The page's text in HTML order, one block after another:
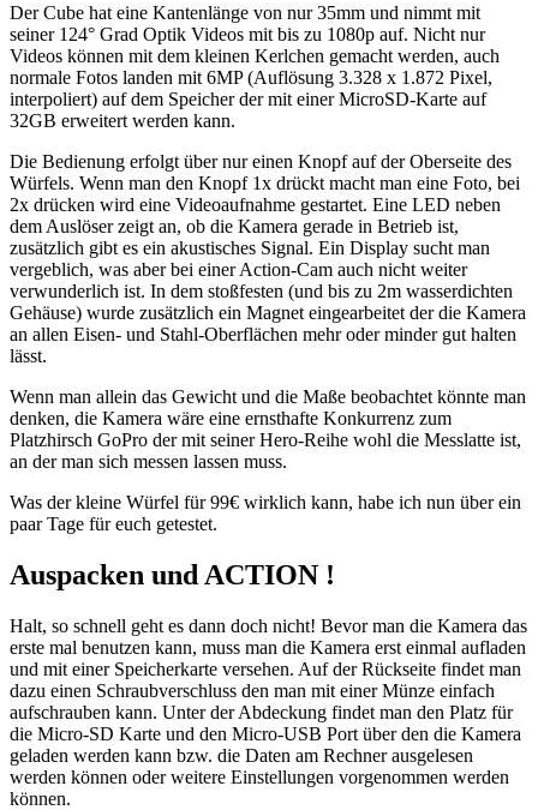
Der Cube hat eine Kantenlänge von nur 35mm und nimmt mit
seiner 124° Grad Optik Videos mit bis zu 1080p auf. Nicht nur
Videos können mit dem kleinen Kerlchen gemacht werden, auch
normale Fotos landen mit 6MP (Auflösung 3.328 x 1.872 Pixel,
interpoliert) auf dem Speicher der mit einer MicroSD-Karte auf
32GB erweitert werden kann.
Die Bedienung erfolgt über nur einen Knopf auf der Oberseite des
Würfels. Wenn man den Knopf 1x drückt macht man eine Foto, bei
2x drücken wird eine Videoaufnahme gestartet. Eine LED neben
dem Auslöser zeigt an, ob die Kamera gerade in Betrieb ist,
zusätzlich gibt es ein akustisches Signal. Ein Display sucht man
vergeblich, was aber bei einer Action-Cam auch nicht weiter
verwunderlich ist. In dem stoßfesten (und bis zu 2m wasserdichten
Gehäuse) wurde zusätzlich ein Magnet eingearbeitet der die Kamera
an allen Eisen- und Stahl-Oberflächen mehr oder minder gut halten
lässt.
Wenn man allein das Gewicht und die Maße beobachtet könnte man
denken, die Kamera wäre eine ernsthafte Konkurrenz zum
Platzhirsch GoPro der mit seiner Hero-Reihe wohl die Messlatte ist,
an der man sich messen lassen muss.
Was der kleine Würfel für 99€ wirklich kann, habe ich nun über ein
paar Tage für euch getestet.
Auspacken und ACTION !
Halt, so schnell geht es dann doch nicht! Bevor man die Kamera das
erste mal benutzen kann, muss man die Kamera erst einmal aufladen
und mit einer Speicherkarte versehen. Auf der Rückseite findet man
dazu einen Schraubverschluss den man mit einer Münze einfach
aufschrauben kann. Unter der Abdeckung findet man den Platz für
die Micro-SD Karte und den Micro-USB Port über den die Kamera
geladen werden kann bzw. die Daten am Rechner ausgelesen
werden können oder weitere Einstellungen vorgenommen werden
können.